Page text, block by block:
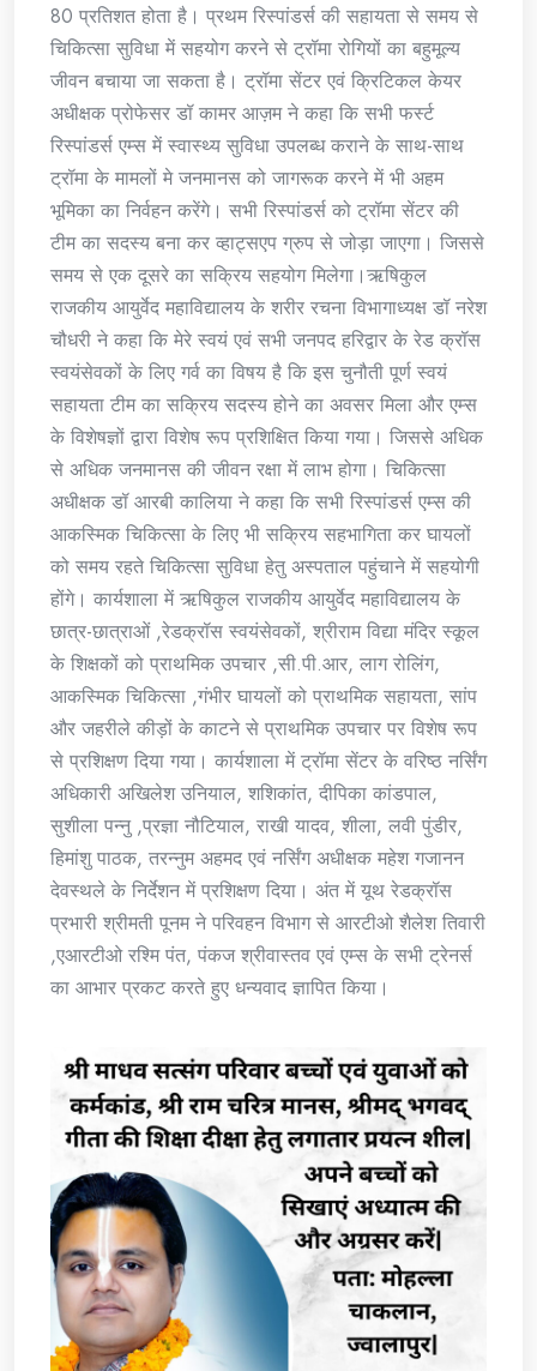
80 प्रतिशत होता है। प्रथम रिस्पांडर्स की सहायता से समय से
चिकित्सा सुविधा में सहयोग करने से ट्रॉमा रोगियों का बहुमूल्य
जीवन बचाया जा सकता है। ट्रॉमा सेंटर एवं क्रिटिकल केयर
अधीक्षक प्रोफेसर डॉ कामर आज़म ने कहा कि सभी फर्स्ट
रिस्पांडर्स एम्स में स्वास्थ्य सुविधा उपलब्ध कराने के साथ-साथ
ट्रॉमा के मामलों मे जनमानस को जागरूक करने में भी अहम
भूमिका का निर्वहन करेंगे। सभी रिस्पांडर्स को ट्रॉमा सेंटर की
टीम का सदस्य बना कर व्हाट्सएप ग्रुप से जोड़ा जाएगा। जिससे
समय से एक दूसरे का सक्रिय सहयोग मिलेगा।ऋषिकुल
राजकीय आयुर्वेद महाविद्यालय के शरीर रचना विभागाध्यक्ष डॉ नरेश
चौधरी ने कहा कि मेरे स्वयं एवं सभी जनपद हरिद्वार के रेड क्रॉस
स्वयंसेवकों के लिए गर्व का विषय है कि इस चुनौती पूर्ण स्वयं
सहायता टीम का सक्रिय सदस्य होने का अवसर मिला और एम्स
के विशेषज्ञों द्वारा विशेष रूप प्रशिक्षित किया गया। जिससे अधिक
से अधिक जनमानस की जीवन रक्षा में लाभ होगा। चिकित्सा
अधीक्षक डॉ आरबी कालिया ने कहा कि सभी रिस्पांडर्स एम्स की
आकस्मिक चिकित्सा के लिए भी सक्रिय सहभागिता कर घायलों
को समय रहते चिकित्सा सुविधा हेतु अस्पताल पहुंचाने में सहयोगी
होंगे। कार्यशाला में ऋषिकुल राजकीय आयुर्वेद महाविद्यालय के
छात्र-छात्राओं ,रेडक्रॉस स्वयंसेवकों, श्रीराम विद्या मंदिर स्कूल
के शिक्षकों को प्राथमिक उपचार ,सी.पी.आर, लाग रोलिंग,
आकस्मिक चिकित्सा ,गंभीर घायलों को प्राथमिक सहायता, सांप
और जहरीले कीड़ों के काटने से प्राथमिक उपचार पर विशेष रूप
से प्रशिक्षण दिया गया। कार्यशाला में ट्रॉमा सेंटर के वरिष्ठ नर्सिंग
अधिकारी अखिलेश उनियाल, शशिकांत, दीपिका कांडपाल,
सुशीला पन्नु ,प्रज्ञा नौटियाल, राखी यादव, शीला, लवी पुंडीर,
हिमांशु पाठक, तरन्नुम अहमद एवं नर्सिंग अधीक्षक महेश गजानन
देवस्थले के निर्देशन में प्रशिक्षण दिया। अंत में यूथ रेडक्रॉस
प्रभारी श्रीमती पूनम ने परिवहन विभाग से आरटीओ शैलेश तिवारी
,एआरटीओ रश्मि पंत, पंकज श्रीवास्तव एवं एम्स के सभी ट्रेनर्स
का आभार प्रकट करते हुए धन्यवाद ज्ञापित किया।